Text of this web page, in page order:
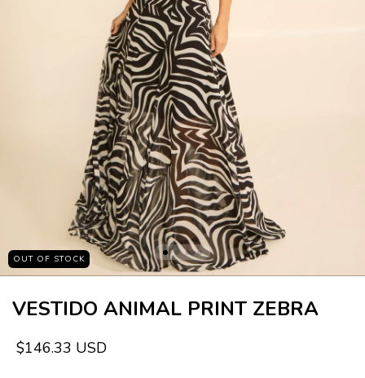
OUT OF STOCK
VESTIDO ANIMAL PRINT ZEBRA
$146.33 USD